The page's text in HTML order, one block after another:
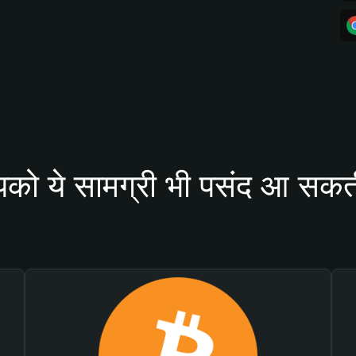
ये सामग्री भी पसंद आ